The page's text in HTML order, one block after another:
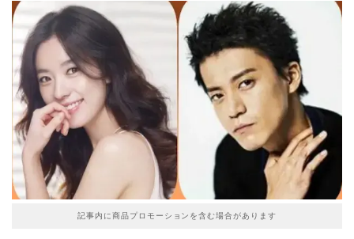
記事内に商品プロモーションを含む場合があります